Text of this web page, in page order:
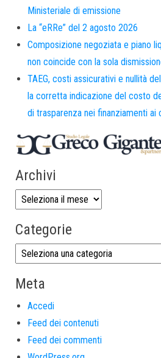
Ministeriale di emissione
La “eRRe” del 2 agosto 2026
Composizione negoziata e piano
non coincide con la sola
TAEG, costi assicurativi e nullità
la corretta indicazione del costo
di trasparenza nei finanziamenti ai
Archivi
Categorie
Meta
Accedi
Feed dei contenuti
Feed dei commenti